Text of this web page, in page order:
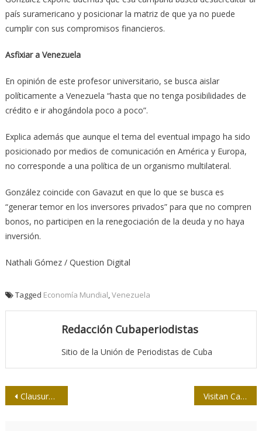
país suramericano y posicionar la matriz de que ya no puede
cumplir con sus compromisos financieros.
Asfixiar a Venezuela
En opinión de este profesor universitario, se busca aislar
políticamente a Venezuela “hasta que no tenga posibilidades de
crédito e ir ahogándola poco a poco”.
Explica además que aunque el tema del eventual impago ha sido
posicionado por medios de comunicación en América y Europa,
no corresponde a una política de un organismo multilateral.
González coincide con Gavazut en que lo que se busca es
“generar temor en los inversores privados” para que no compren
bonos, no participen en la renegociación de la deuda y no haya
inversión.
Nathali Gómez / Question Digital
Tagged Economía Mundial,Venezuela
Redacción Cubaperiodistas
Sitio de la Unión de Periodistas de Cuba
Navegación
Clausuran ICOM 2017: avanzar con diálogo e intercambio Visitan Casa de la Prensa integrantes de Misión Verdad